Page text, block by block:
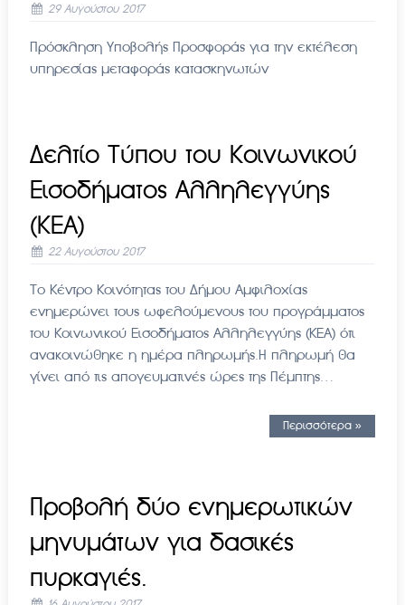
29 Αυγούστου 2017
Πρόσκληση Υποβολής Προσφοράς για την εκτέλεση
υπηρεσίας μεταφοράς κατασκηνωτών
Δελτίο Τύπου του Κοινωνικού
Εισοδήματος Αλληλεγγύης
(ΚΕΑ)
22 Αυγούστου 2017
Το Κέντρο Κοινότητας του Δήμου Αμφιλοχίας
ενημερώνει τους ωφελούμενους του προγράμματος
του Κοινωνικού Εισοδήματος Αλληλεγγύης (ΚΕΑ) ότι
ανακοινώθηκε η ημέρα πληρωμής.Η πληρωμή θα
γίνει από τις απογευματινές ώρες της Πέμπτης…
Περισσότερα »
Προβολή δύο ενημερωτικών
μηνυμάτων για δασικές
πυρκαγιές.